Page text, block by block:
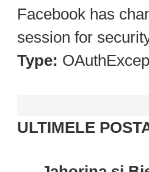
Facebook has
session for
Type:
ULTIMELE